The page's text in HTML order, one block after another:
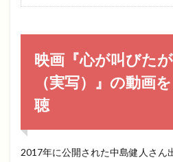
映画『心が叫びた
（実写）』の動画
聴
2017年に公開された中島健人さん